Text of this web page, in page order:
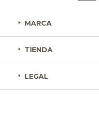
MARCA
TIENDA
LEGAL